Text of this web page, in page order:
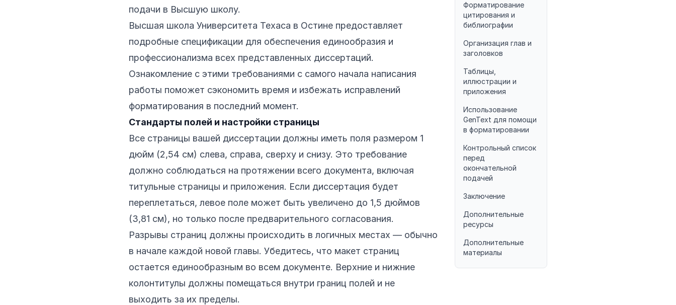
подачи в Высшую школу.
Высшая школа Университета Техаса в Остине предоставляет
подробные спецификации для обеспечения единообразия и
профессионализма всех представленных диссертаций.
Ознакомление с этими требованиями с самого начала написания
работы поможет сэкономить время и избежать исправлений
форматирования в последний момент.
Стандарты полей и настройки страницы
Все страницы вашей диссертации должны иметь поля размером 1
дюйм (2,54 см) слева, справа, сверху и снизу. Это требование
должно соблюдаться на протяжении всего документа, включая
титульные страницы и приложения. Если диссертация будет
переплетаться, левое поле может быть увеличено до 1,5 дюймов
(3,81 см), но только после предварительного согласования.
Разрывы страниц должны происходить в логичных местах — обычно
в начале каждой новой главы. Убедитесь, что макет страниц
остается единообразным во всем документе. Верхние и нижние
колонтитулы должны помещаться внутри границ полей и не
выходить за их пределы.
Форматирование
цитирования и
библиографии
Организация глав и
заголовков
Таблицы,
иллюстрации и
приложения
Использование
GenText для помощи
в форматировании
Контрольный список
перед
окончательной
подачей
Заключение
Дополнительные
ресурсы
Дополнительные
материалы